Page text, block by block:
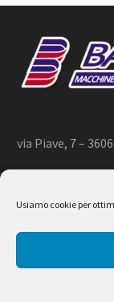
Usiamo cookie per
via Piave, 7 –
2020 © BALDIN srl
P.IVA